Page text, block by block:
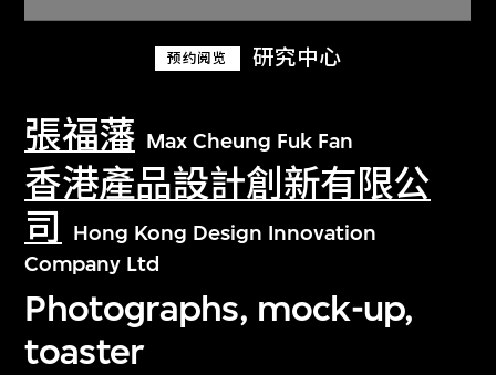
预约阅览 研究中心
張福藩 Max Cheung Fuk Fan
香港產品設計創新有限公
司
Hong Kong Design Innovation
Company Ltd
Photographs, mock-up,
toaster
关于M+藏品
探索世界顶级的二十及二十一世纪视觉
文化藏品。